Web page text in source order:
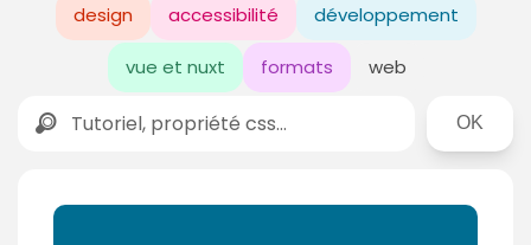
design accessibilité développement
vue et nuxt formats web
Rechercher